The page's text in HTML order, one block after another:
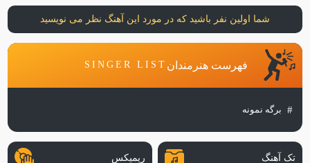
شما اولین نفر باشید که در مورد این آهنگ نظر می نویسید
فهرست هنرمندان SINGER LIST
برگه نمونه
تک آهنگ ریمیکس